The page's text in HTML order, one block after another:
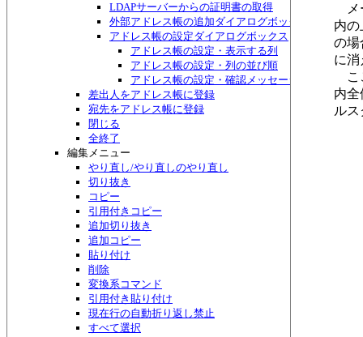
LDAPサーバーからの証明書の取得
外部アドレス帳の追加ダイアログボックス
アドレス帳の設定ダイアログボックス
アドレス帳の設定・表示する列
アドレス帳の設定・列の並び順
アドレス帳の設定・確認メッセージ
差出人をアドレス帳に登録
宛先をアドレス帳に登録
閉じる
全終了
編集メニュー
やり直し/やり直しのやり直し
切り抜き
コピー
引用付きコピー
追加切り抜き
追加コピー
貼り付け
削除
変換系コマンド
引用付き貼り付け
現在行の自動折り返し禁止
すべて選択
メ
内
の場
に
こ
内
ル